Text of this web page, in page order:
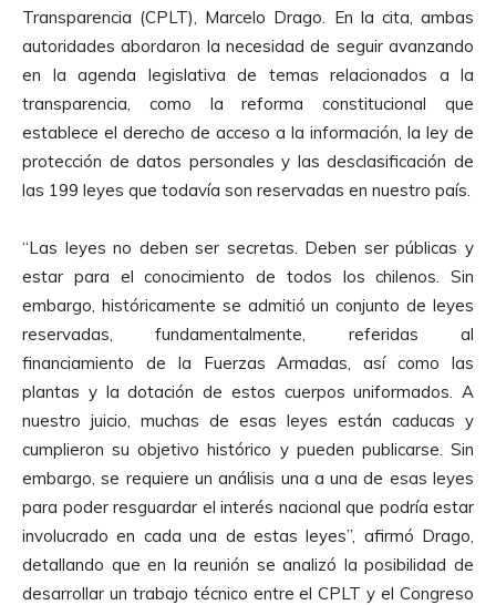
Transparencia (CPLT), Marcelo Drago. En la cita, ambas
autoridades abordaron la necesidad de seguir avanzando
en la agenda legislativa de temas relacionados a la
transparencia, como la reforma constitucional que
establece el derecho de acceso a la información, la ley de
protección de datos personales y las desclasificación de
las 199 leyes que todavía son reservadas en nuestro país.
“Las leyes no deben ser secretas. Deben ser públicas y
estar para el conocimiento de todos los chilenos. Sin
embargo, históricamente se admitió un conjunto de leyes
reservadas, fundamentalmente, referidas al
financiamiento de la Fuerzas Armadas, así como las
plantas y la dotación de estos cuerpos uniformados. A
nuestro juicio, muchas de esas leyes están caducas y
cumplieron su objetivo histórico y pueden publicarse. Sin
embargo, se requiere un análisis una a una de esas leyes
para poder resguardar el interés nacional que podría estar
involucrado en cada una de estas leyes”, afirmó Drago,
detallando que en la reunión se analizó la posibilidad de
desarrollar un trabajo técnico entre el CPLT y el Congreso